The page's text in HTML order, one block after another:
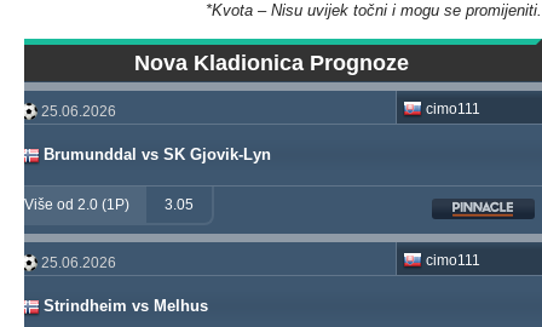
*Kvota – Nisu uvijek točni i mogu se promijeniti.
Nova Kladionica Prognoze
25.06.2026
Brumunddal vs SK Gjovik-Lyn
cimo111
Više od 2.0 (1P) 3.05
25.06.2026
Strindheim vs Melhus
cimo111